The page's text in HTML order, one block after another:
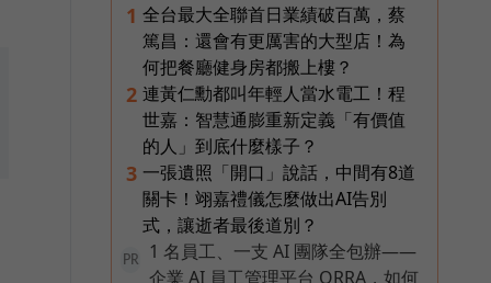
1 全台最大全聯首日業績破百萬，蔡
篤昌：還會有更厲害的大型店！為
何把餐廳健身房都搬上樓？
2 連黃仁勳都叫年輕人當水電工！程
世嘉：智慧通膨重新定義「有價值
的人」到底什麼樣子？
3 一張遺照「開口」說話，中間有8道
關卡！翊嘉禮儀怎麼做出AI告別
式，讓逝者最後道別？
PR
1 名員工、一支 AI 團隊全包辦——
企業 AI 員工管理平台 ORRA，如何